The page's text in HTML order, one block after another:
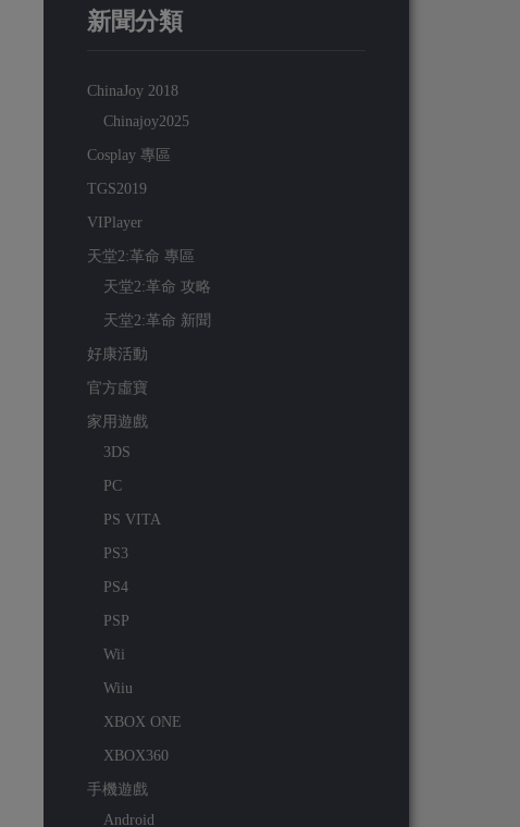
新聞分類
ChinaJoy 2018
Chinajoy2025
Cosplay 專區
TGS2019
VIPlayer
天堂2:革命 專區
天堂2:革命 攻略
天堂2:革命 新聞
好康活動
官方虛寶
家用遊戲
3DS
PC
PS VITA
PS3
PS4
PSP
Wii
Wiiu
XBOX ONE
XBOX360
手機遊戲
Android